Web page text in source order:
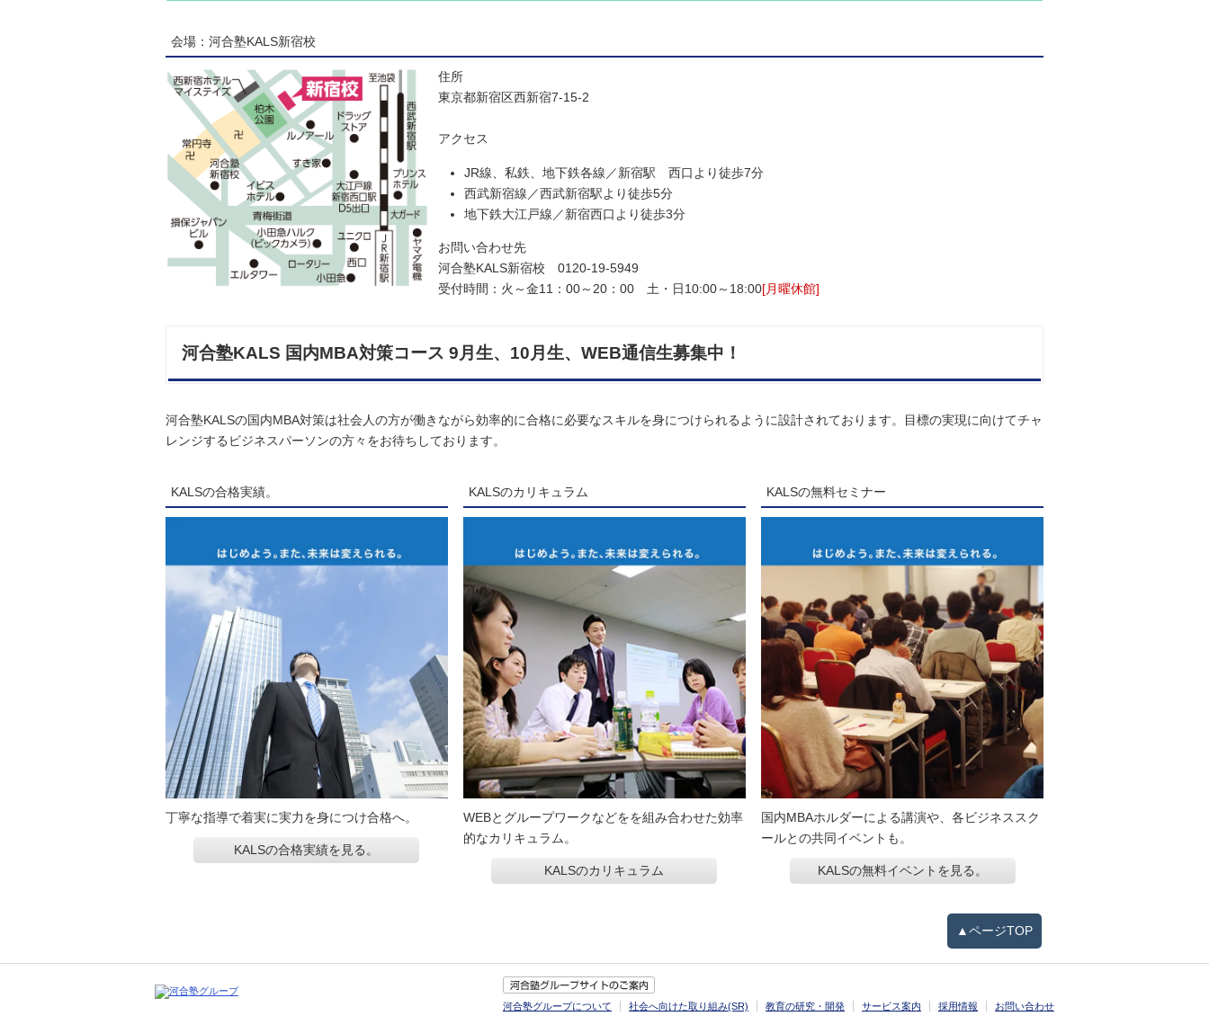
会場：河合塾KALS新宿校
住所
東京都新宿区西新宿7-15-2
アクセス
JR線、私鉄、地下鉄各線／新宿駅 西口より徒歩7分
西武新宿線／西武新宿駅より徒歩5分
地下鉄大江戸線／新宿西口より徒歩3分
お問い合わせ先
河合塾KALS新宿校 0120‐19‐5949
受付時間：火～金11：00～20：00 土・日10:00～18:00[月曜休館]
河合塾KALS 国内MBA対策コース 9月生、10月生、WEB通信生募集中！
河合塾KALSの国内MBA対策は社会人の方が働きながら効率的に合格に必要なスキルを身につけられるように設計されております。目標の実現に向けてチャ
レンジするビジネスパーソンの方々をお待ちしております。
KALSの合格実績。
丁寧な指導で着実に実力を身につけ合格へ。
KALSの合格実績を見る。
KALSのカリキュラム
WEBとグループワークなどをを組み合わせた効率
的なカリキュラム。
KALSのカリキュラム
KALSの無料セミナー
国内MBAホルダーによる講演や、各ビジネススク
ールとの共同イベントも。
KALSの無料イベントを見る。
▲ページTOP
河合塾グループについて 社会へ向けた取り組み(SR) 教育の研究・開発 サービス案内 採用情報 お問い合わせ